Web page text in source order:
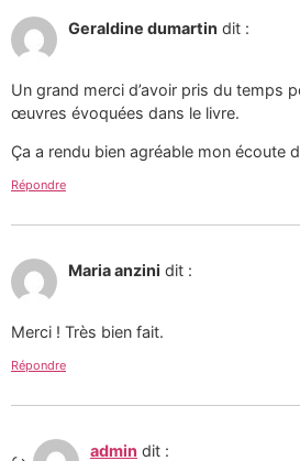
Geraldine dumartin dit :
Un grand merci d’avoir pris du temps
œuvres évoquées dans le livre.
Ça a rendu bien agréable mon écoute
Répondre
Maria anzini dit :
Merci ! Très bien fait.
Répondre
admin dit :